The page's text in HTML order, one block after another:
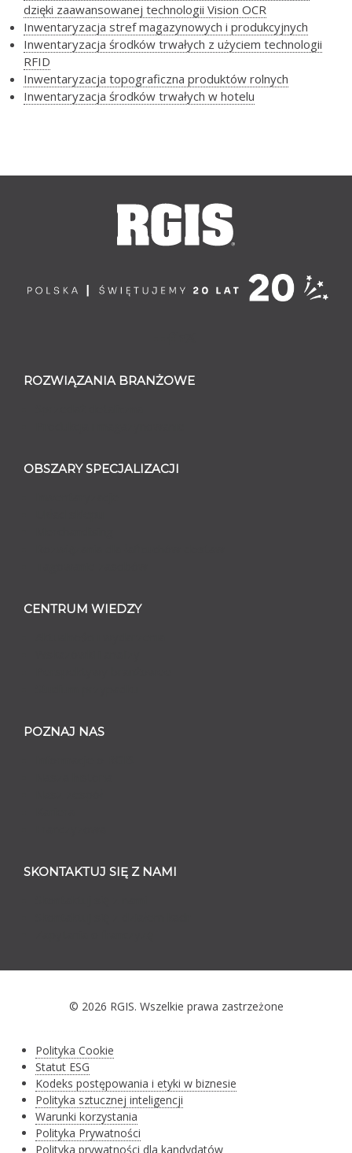
dzięki zaawansowanej technologii Vision OCR
Inwentaryzacja stref magazynowych i produkcyjnych
Inwentaryzacja środków trwałych z użyciem technologii
RFID
Inwentaryzacja topograficzna produktów rolnych
Inwentaryzacja środków trwałych w hotelu
ROZWIĄZANIA BRANŻOWE
OBSZARY SPECJALIZACJI
CENTRUM WIEDZY
POZNAJ NAS
SKONTAKTUJ SIĘ Z NAMI
© 2026 RGIS. Wszelkie prawa zastrzeżone
Polityka Cookie
Statut ESG
Kodeks postępowania i etyki w biznesie
Polityka sztucznej inteligencji
Warunki korzystania
Polityka Prywatności
Polityka prywatności dla kandydatów